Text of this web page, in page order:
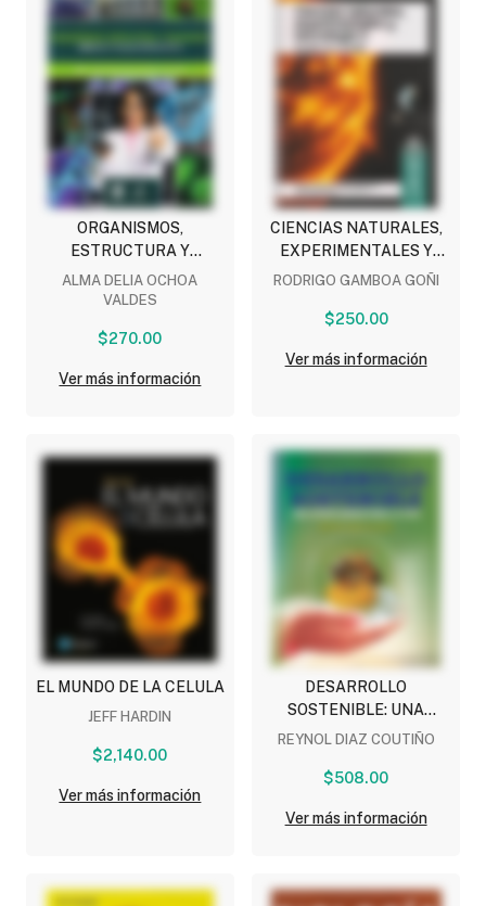
ORGANISMOS,
ESTRUCTURA Y
PROCESOS: HERENCIA Y
EVOLUCION BIOLOGICA
ALMA DELIA OCHOA
VALDES
$270.00
Ver más información
CIENCIAS NATURALES,
EXPERIMENTALES Y
TECNOLOGIA 2: EL
(NEM) (2 SEMESTRE)
RODRIGO GAMBOA GOÑI
$250.00
Ver más información
EL MUNDO DE LA CELULA
JEFF HARDIN
$2,140.00
Ver más información
DESARROLLO
SOSTENIBLE: UNA
OPORTUNIDAD PARA LA
REYNOL DIAZ COUTIÑO
$508.00
Ver más información